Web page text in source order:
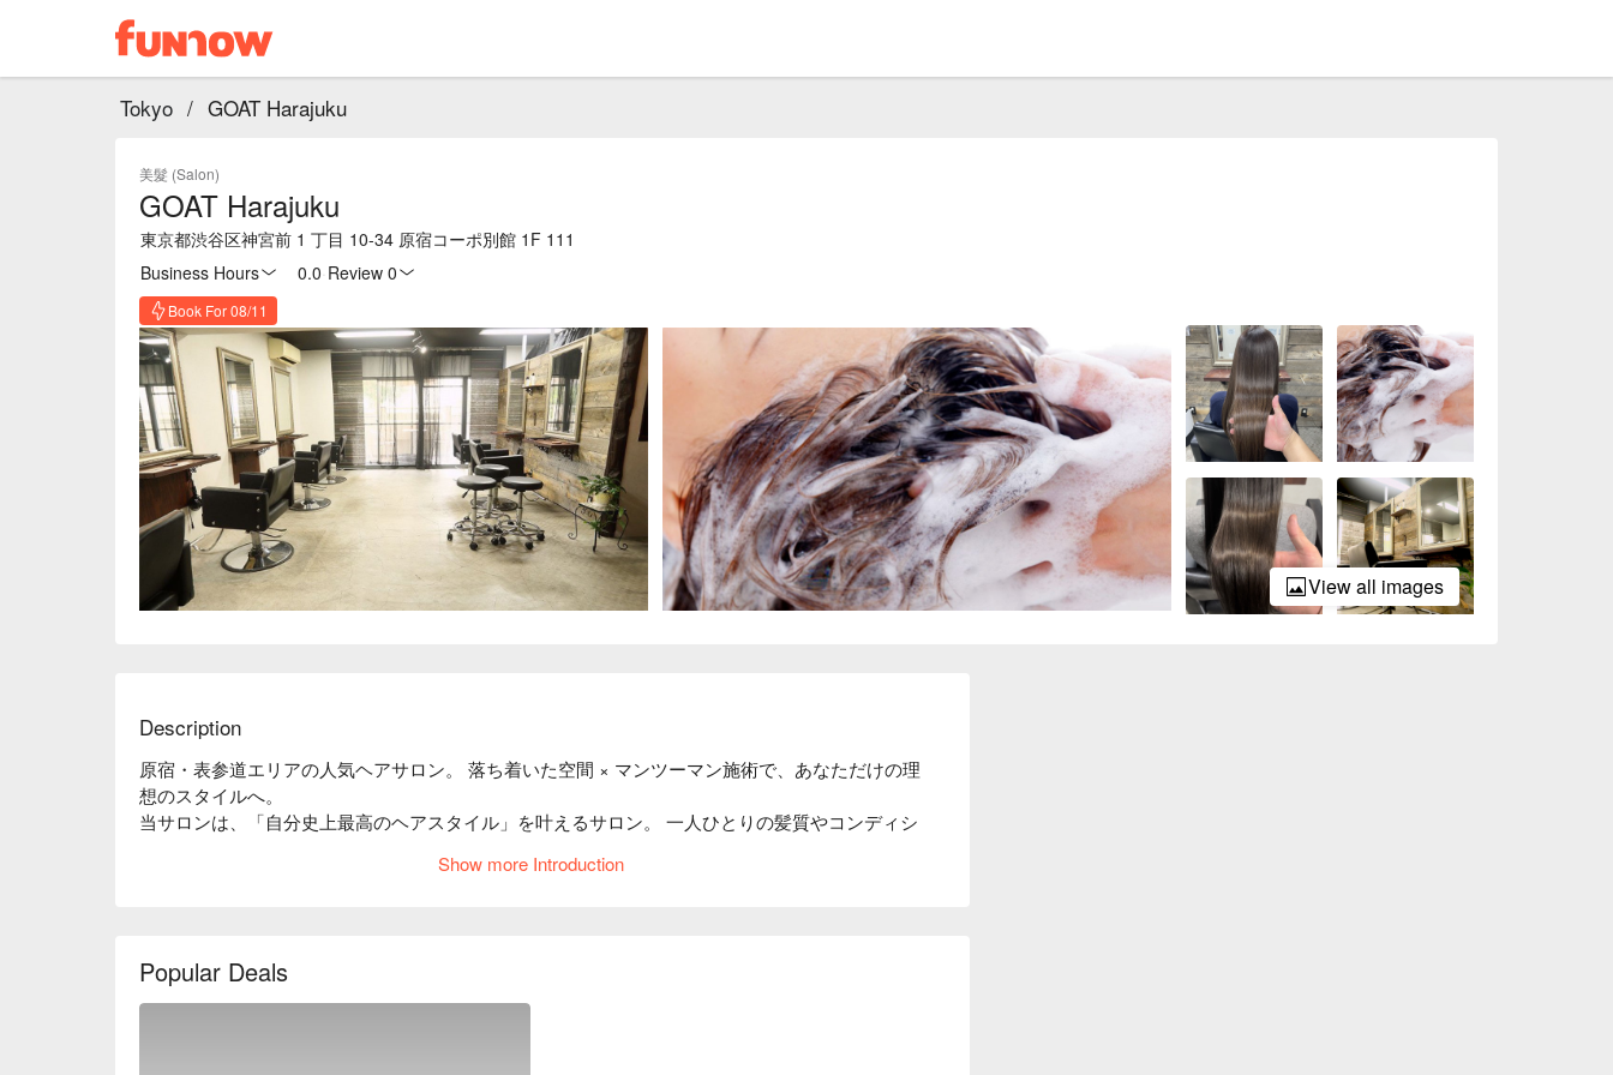
Tokyo / GOAT Harajuku
美髮 (Salon)
GOAT Harajuku
東京都渋谷区神宮前 1 丁目 10-34 原宿コーポ別館 1F 111
Business Hours
0.0 Review 0
Book For 08/11
View all images
Description
原宿・表参道エリアの人気ヘアサロン。 落ち着いた空間 × マンツーマン施術で、あなただけの理
想のスタイルへ。
当サロンは、「自分史上最高のヘアスタイル」を叶えるサロン。 一人ひとりの髪質やコンディシ
ジを考慮し、高分子ケラチン配合の薬剤や髪質に合わせたトリートメントを使用。なめらかでま
Show more Introduction
Popular Deals